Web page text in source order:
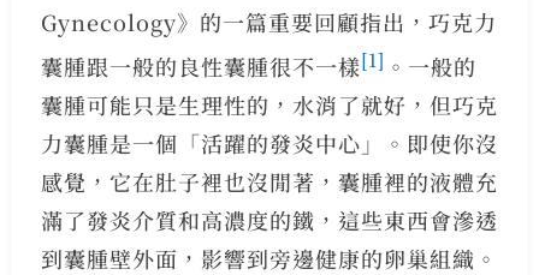
Gynecology》的一篇重要回顧指出，巧克力
囊腫跟一般的良性囊腫很不一樣[1] 。一般的
囊腫可能只是生理性的，水消了就好，但巧克
力囊腫是一個「活躍的發炎中心」。即使你沒
感覺，它在肚子裡也沒閒著，囊腫裡的液體充
滿了發炎介質和高濃度的鐵，這些東西會滲透
到囊腫壁外面，影響到旁邊健康的卵巢組織。